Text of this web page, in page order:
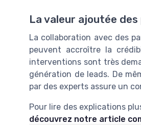
La valeur ajoutée
La collaboration avec des
peuvent accroître la
interventions sont très
génération de leads. De
par des experts assure un
Pour lire des explications
découvrez notre article